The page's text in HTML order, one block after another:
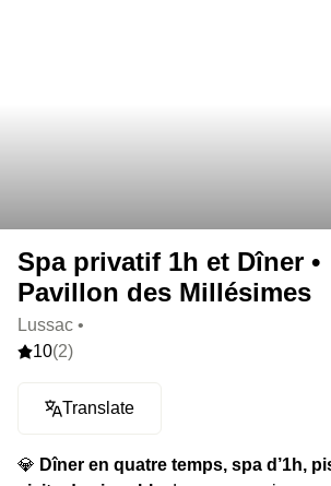
Spa privatif 1h et Dîner •
Pavillon des Millésimes
Lussac •
10(2)
Translate
💎 Dîner en quatre temps, spa d’1h,